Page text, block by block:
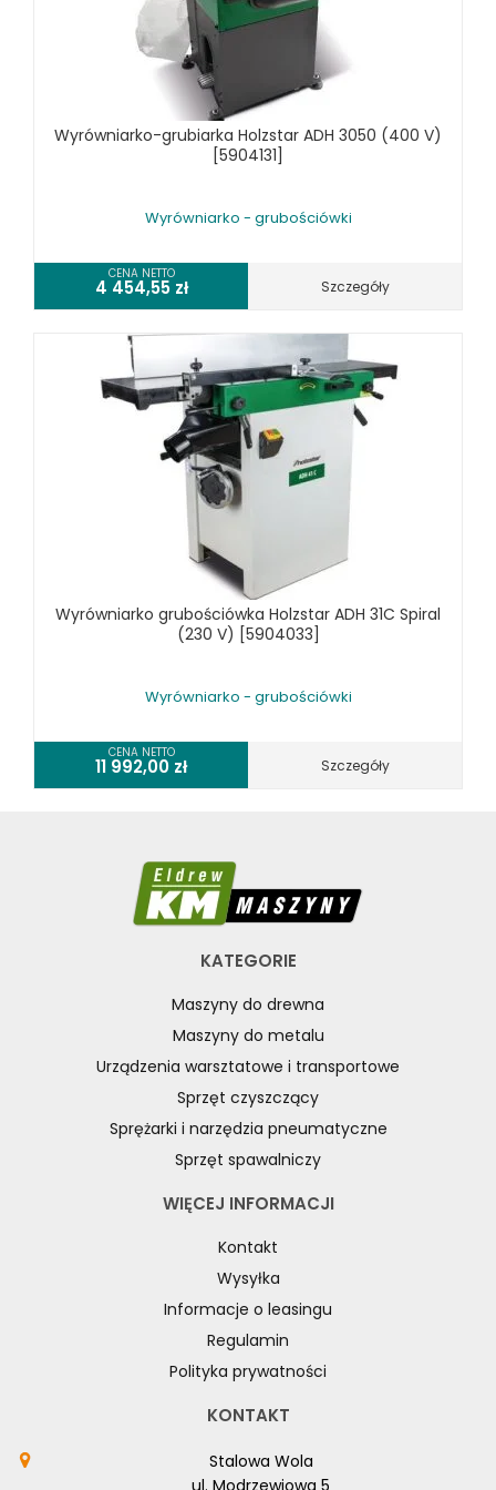
KOSZT DOSTAWY
Wyrówniarko-grubiarka Holzstar ADH 3050 (400 V)
[5904131]
Wyrówniarko - grubościówki
CENA NETTO
4 454,55 zł Szczegóły
Wyrówniarko grubościówka Holzstar ADH 31C Spiral
(230 V) [5904033]
Wyrówniarko - grubościówki
CENA NETTO
11 992,00 zł Szczegóły
KATEGORIE
Maszyny do drewna
Maszyny do metalu
Urządzenia warsztatowe i transportowe
Sprzęt czyszczący
Sprężarki i narzędzia pneumatyczne
Sprzęt spawalniczy
WIĘCEJ INFORMACJI
Kontakt
Wysyłka
Informacje o leasingu
Regulamin
Polityka prywatności
KONTAKT
Stalowa Wola